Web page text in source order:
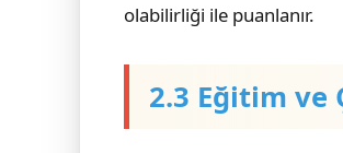
olabilirliği ile puanlanır.
2.3 Eğitim ve